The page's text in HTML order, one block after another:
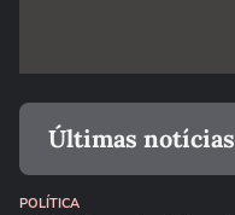
Últimas notícias
POLÍTICA